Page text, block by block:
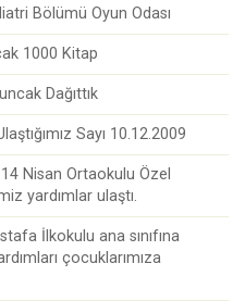
Bölümü Oyun Odası
1000 Kitap
Dağıttık
Sayı 10.12.2009
Nisan Ortaokulu Özel
yardımlar ulaştı.
İlkokulu ana sınıfına
çocuklarımıza